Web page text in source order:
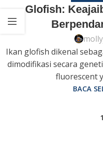
Glofish:
Ikan glofish dikenal
dimodifikasi secara
fluorescent
BACA
1